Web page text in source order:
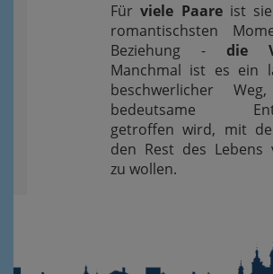
Fürviele Paareist sie
romantischsten
Beziehung - die
Manchmal ist es ein
beschwerlicher
bedeutsame
getroffen wird, mit
den Rest des Lebens
zu wollen.